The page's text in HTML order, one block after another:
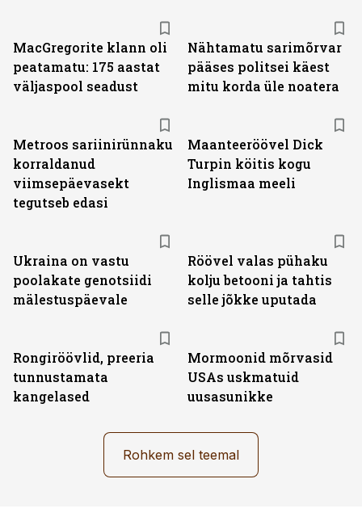
MacGregorite klann oli
peatamatu: 175 aastat
väljas­pool seadust
Nähtamatu sarimõrvar
pääses politsei käest
mitu korda üle noatera
Metroos sariinirünnaku
korraldanud
viimsepäevasekt
tegutseb edasi
Maanteeröövel Dick
Turpin köitis kogu
Inglismaa meeli
Ukraina on vastu
poolakate genotsiidi
mälestuspäevale
Röövel valas pühaku
kolju betooni ja tahtis
selle jõkke uputada
Rongiröövlid, preeria
tunnustamata
kangelased
Mormoonid mõrvasid
USAs uskmatuid
uusasunikke
Rohkem sel teemal